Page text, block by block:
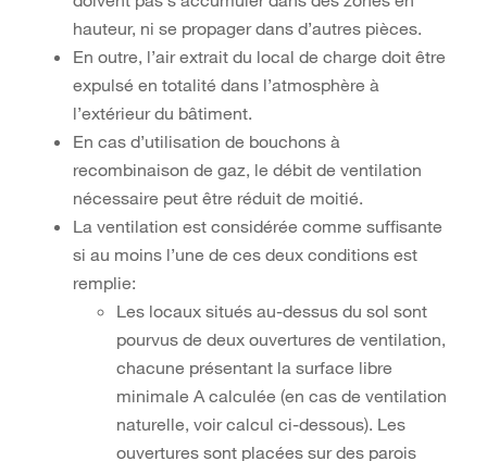
hauteur, ni se propager dans d’autres pièces.
En outre, l’air extrait du local de charge doit être
expulsé en totalité dans l’atmosphère à
l’extérieur du bâtiment.
En cas d’utilisation de bouchons à
recombinaison de gaz, le débit de ventilation
nécessaire peut être réduit de moitié.
La ventilation est considérée comme suffisante
si au moins l’une de ces deux conditions est
remplie:
Les locaux situés au-dessus du sol sont
pourvus de deux ouvertures de ventilation,
chacune présentant la surface libre
minimale A calculée (en cas de ventilation
naturelle, voir calcul ci-dessous). Les
ouvertures sont placées sur des parois